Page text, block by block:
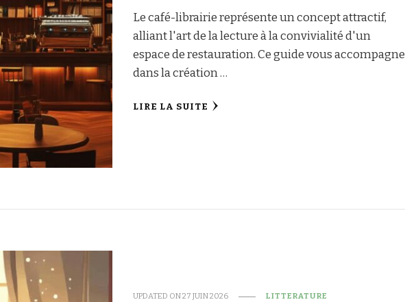
Le café-librairie représente un concept attractif,
alliant l'art de la lecture à la convivialité d'un
espace de restauration. Ce guide vous accompagne
dans la création …
LIRE LA SUITE
UPDATED ON27 JUIN 2026 LITTERATURE